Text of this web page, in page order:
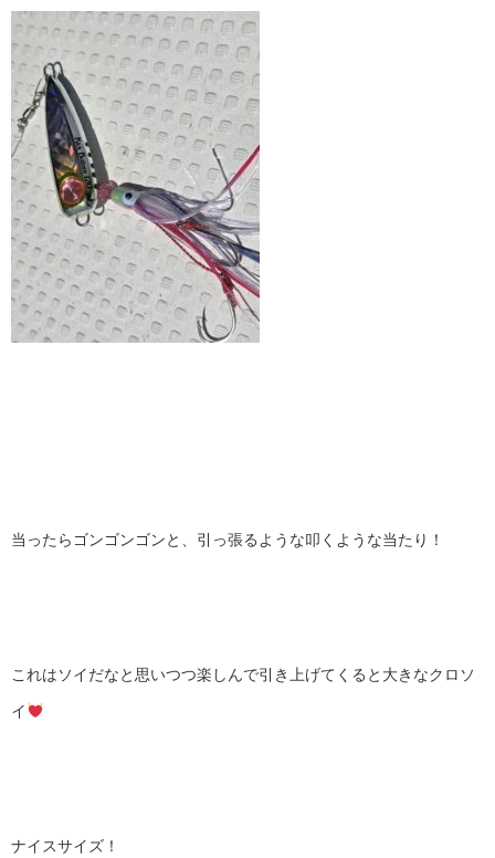
当ったらゴンゴンゴンと、引っ張るような叩くような当たり！
これはソイだなと思いつつ楽しんで引き上げてくると大きなクロソ
イ
ナイスサイズ！